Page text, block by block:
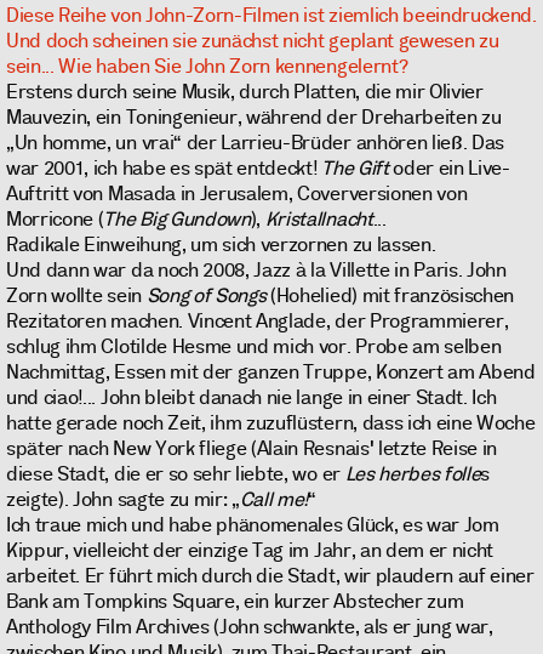
Diese Reihe von John-Zorn-Filmen ist ziemlich beeindruckend.
Und doch scheinen sie zunächst nicht geplant gewesen zu
sein... Wie haben Sie John Zorn kennengelernt?
Erstens durch seine Musik, durch Platten, die mir Olivier
Mauvezin, ein Toningenieur, während der Dreharbeiten zu
„Un homme, un vrai“ der Larrieu-Brüder anhören ließ. Das
war 2001, ich habe es spät entdeckt! The Giftoder ein Live-
Auftritt von Masada in Jerusalem, Coverversionen von
Morricone (The Big Gundown), Kristallnacht...
Radikale Einweihung, um sich verzornen zu lassen.
Und dann war da noch 2008, Jazz à la Villette in Paris. John
Zorn wollte sein Song of Songs(Hohelied) mit französischen
Rezitatoren machen. Vincent Anglade, der Programmierer,
schlug ihm Clotilde Hesme und mich vor. Probe am selben
Nachmittag, Essen mit der ganzen Truppe, Konzert am Abend
und ciao!... John bleibt danach nie lange in einer Stadt. Ich
hatte gerade noch Zeit, ihm zuzuflüstern, dass ich eine Woche
später nach New York fliege (Alain Resnais' letzte Reise in
diese Stadt, die er so sehr liebte, wo er Les herbes folles
zeigte). John sagte zu mir: „Call me!“
Ich traue mich und habe phänomenales Glück, es war Jom
Kippur, vielleicht der einzige Tag im Jahr, an dem er nicht
arbeitet. Er führt mich durch die Stadt, wir plaudern auf einer
Bank am Tompkins Square, ein kurzer Abstecher zum
Anthology Film Archives (John schwankte, als er jung war,